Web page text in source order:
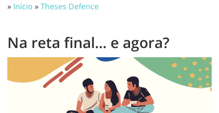
» Início »Theses Defence
Na reta final... e agora?